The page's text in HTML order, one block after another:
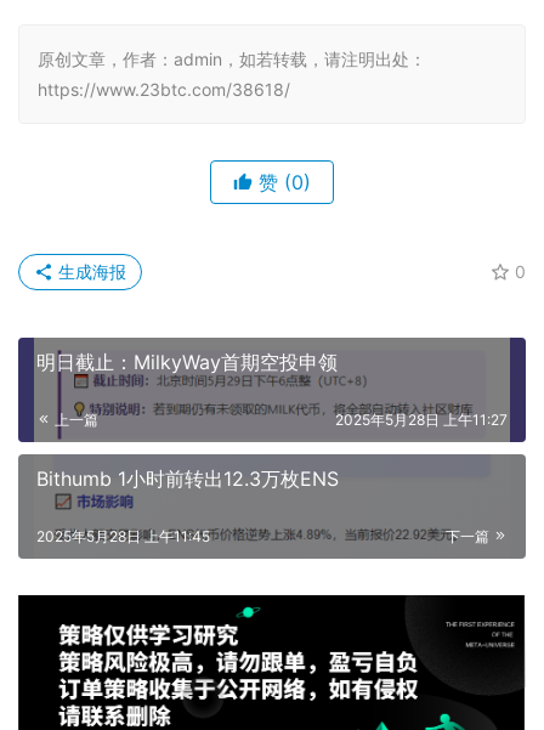
原创文章，作者：admin，如若转载，请注明出处：
https://www.23btc.com/38618/
赞 (0)
0
生成海报
明日截止：MilkyWay首期空投申领
上一篇 2025年5月28日 上午11:27
Bithumb 1小时前转出12.3万枚ENS
下一篇
2025年5月28日 上午11:45